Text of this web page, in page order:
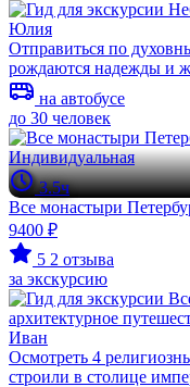
Юлия
Отправиться по
рождаются надежды и
на автобусе
до 30 человек
Индивидуальная
3.5ч
Все монастыри
9400 ₽
5 2 отзыва
за экскурсию
Иван
Осмотреть 4
строили в столице